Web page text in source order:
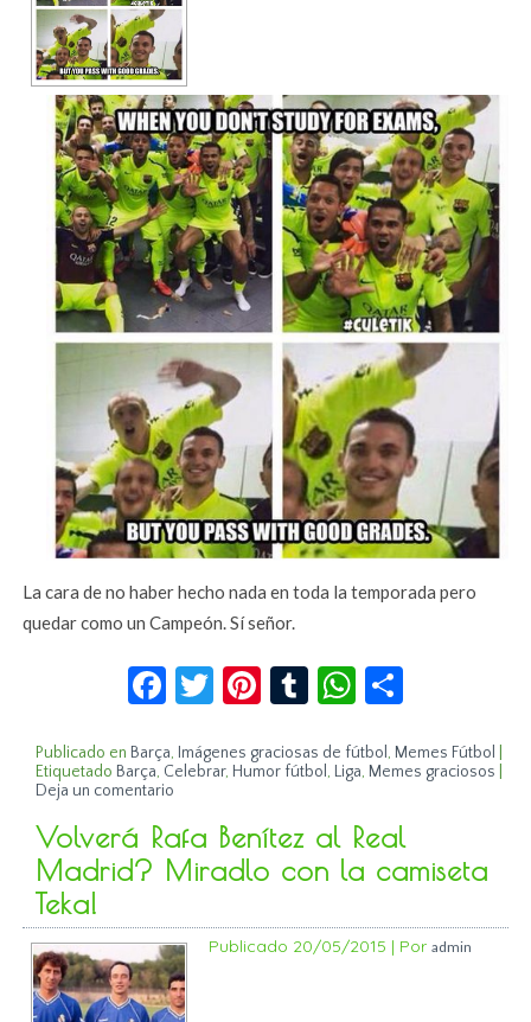
La cara de no haber hecho nada en toda la temporada pero
quedar como un Campeón. Sí señor.
Facebook
Twitter
Pinterest
TumblrWhatsApp
Publicado en Barça, Imágenes graciosas de fútbol , Memes Fútbol
Etiquetado Barça, Celebrar, Humor fútbol , Liga, Memes graciosos
Deja un comentario
Volverá Rafa Benítez al Real
Madrid? Miradlo con la camiseta
Teka!
Publicado 20/05/2015 | Por admin